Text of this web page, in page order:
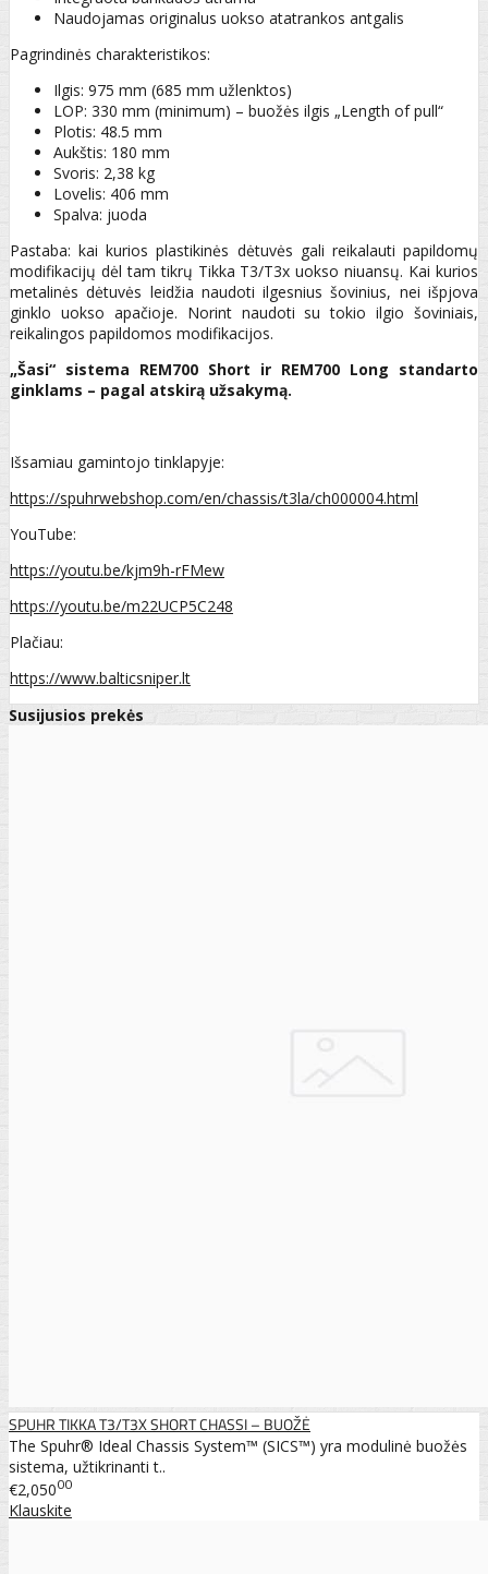
Naudojamas originalus uokso atatrankos antgalis
Pagrindinės charakteristikos:
Ilgis: 975 mm (685 mm užlenktos)
LOP: 330 mm (minimum) – buožės ilgis „Length of pull“
Plotis: 48.5 mm
Aukštis: 180 mm
Svoris: 2,38 kg
Lovelis: 406 mm
Spalva: juoda
Pastaba: kai kurios plastikinės dėtuvės gali reikalauti papildomų
modifikacijų dėl tam tikrų Tikka T3/T3x uokso niuansų. Kai kurios
metalinės dėtuvės leidžia naudoti ilgesnius šovinius, nei išpjova
ginklo uokso apačioje. Norint naudoti su tokio ilgio šoviniais,
reikalingos papildomos modifikacijos.
„Šasi“ sistema REM700 Short ir REM700 Long standarto
ginklams – pagal atskirą užsakymą.
Išsamiau gamintojo tinklapyje:
https://spuhrwebshop.com/en/chassis/t3la/ch000004.html
YouTube:
https://youtu.be/kjm9h-rFMew
https://youtu.be/m22UCP5C248
Plačiau:
https://www.balticsniper.lt
Susijusios prekės
SPUHR TIKKA T3/T3X SHORT CHASSI – BUOŽĖ
The Spuhr® Ideal Chassis System™ (SICS™) yra modulinė buožės
sistema, užtikrinanti t..
€2,05000
Klauskite